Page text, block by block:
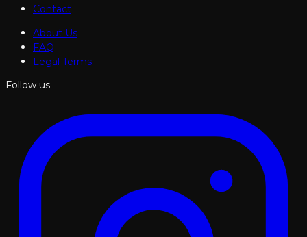
Contact
About Us
FAQ
Legal Terms
Follow us